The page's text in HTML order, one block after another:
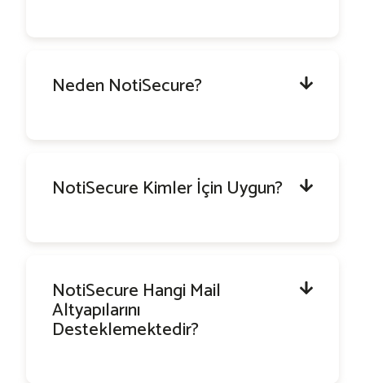
Neden NotiSecure?
NotiSecure Kimler İçin Uygun?
NotiSecure Hangi Mail
Altyapılarını
Desteklemektedir?